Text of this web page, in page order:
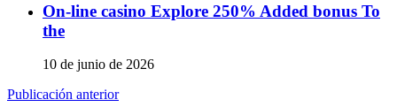
On-line casino Explore 250% Added bonus To
the
10 de junio de 2026
Publicación anterior